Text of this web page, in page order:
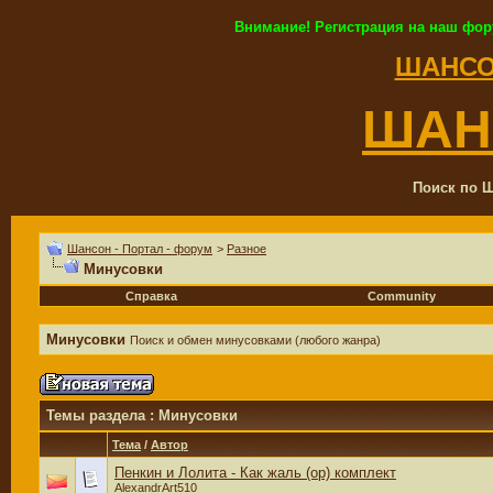
Внимание! Регистрация на наш
Поиск по
Шансон - Портал - форум > Разное
Минусовки
Справка Community
Минусовки Поиск и обмен минусовками (любого жанра)
Темы раздела: Минусовки
Тема / Автор
Пенкин и Лолита - Как жаль (ор) комплект
AlexandrArt510